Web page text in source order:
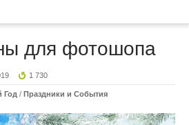
для фотошопа
1 730
Год / Праздники и События